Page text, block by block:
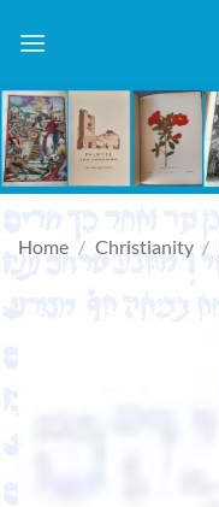
Home / Christianity /